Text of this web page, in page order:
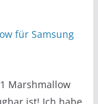
für Samsung
Marshmallow